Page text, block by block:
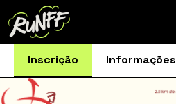
Inscrição Informações